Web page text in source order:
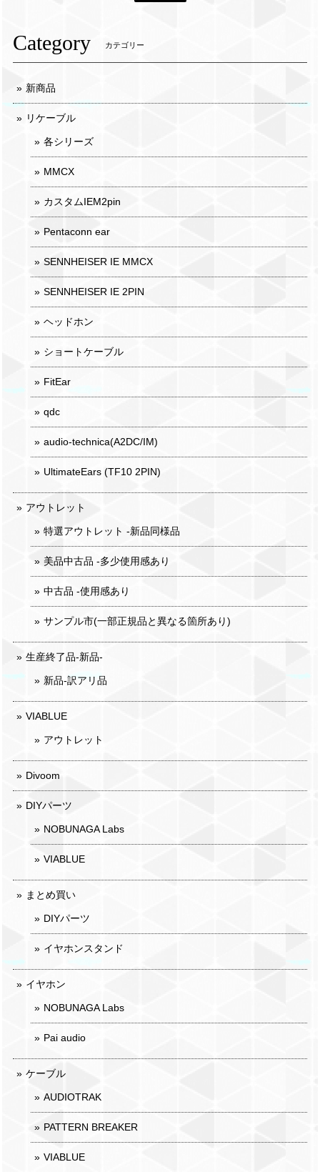
Category カテゴリー
新商品
リケーブル
各シリーズ
MMCX
カスタムIEM2pin
Pentaconn ear
SENNHEISER IE MMCX
SENNHEISER IE 2PIN
ヘッドホン
ショートケーブル
FitEar
qdc
audio-technica(A2DC/IM)
UltimateEars (TF10 2PIN)
アウトレット
特選アウトレット -新品同様品
美品中古品 -多少使用感あり
中古品 -使用感あり
サンプル市(一部正規品と異なる箇所あり)
生産終了品-新品-
新品-訳アリ品
VIABLUE
アウトレット
Divoom
DIYパーツ
NOBUNAGA Labs
VIABLUE
まとめ買い
DIYパーツ
イヤホンスタンド
イヤホン
NOBUNAGA Labs
Pai audio
ケーブル
AUDIOTRAK
PATTERN BREAKER
VIABLUE